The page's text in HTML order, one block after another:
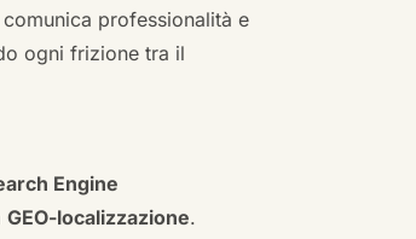
professionalità e
ogni frizione tra il
Engine
GEO-localizzazione.